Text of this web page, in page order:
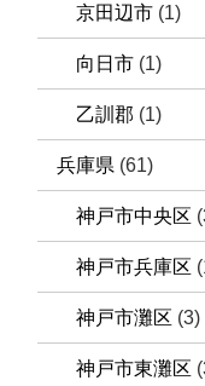
京田辺市 (1)
向日市 (1)
乙訓郡 (1)
兵庫県 (61)
神戸市中央区
神戸市兵庫区
神戸市灘区 (3)
神戸市東灘区